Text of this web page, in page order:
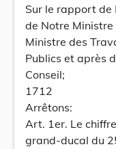
Sur le rapport de
de Notre Ministre
Ministre des
Publics et après
Conseil;
1712
Arrêtons:
Art. 1er. Le
grand-ducal du